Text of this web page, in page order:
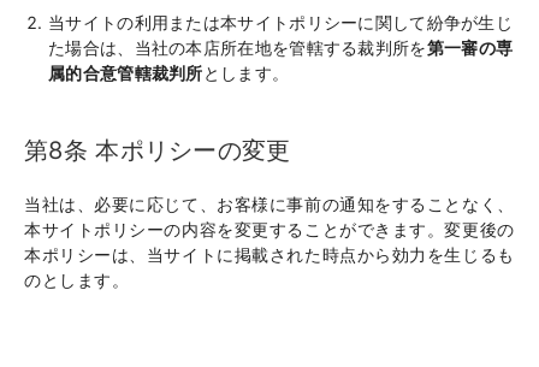
当サイトの利用または本サイトポリシーに関して紛争が生じ
た場合は、当社の本店所在地を管轄する裁判所を第一審の専
属的合意管轄裁判所とします。
第8条 本ポリシーの変更
当社は、必要に応じて、お客様に事前の通知をすることなく、
本サイトポリシーの内容を変更することができます。変更後の
本ポリシーは、当サイトに掲載された時点から効力を生じるも
のとします。